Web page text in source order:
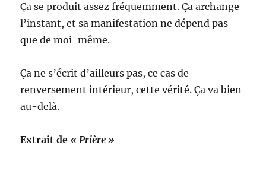
Ça se produit assez fréquemment. Ça archange
l’instant, et sa manifestation ne dépend pas
que de moi-même.
Ça ne s’écrit d’ailleurs pas, ce cas de
renversement intérieur, cette vérité. Ça va bien
au-delà.
Extrait de « Prière »